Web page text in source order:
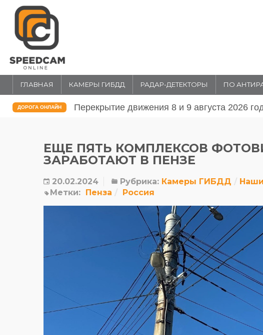
ГЛАВНАЯ КАМЕРЫ ГИБДД РАДАР-ДЕТЕКТОРЫ ПО
ДОРОГА ОНЛАЙН Перекрытие движения 31 июля и 1 августа
ЕЩЕ ПЯТЬ КОМПЛЕКСОВ
ЗАРАБОТАЮТ В ПЕНЗЕ
20.02.2024 Рубрика: Камеры ГИБДД
Метки: Пенза Россия